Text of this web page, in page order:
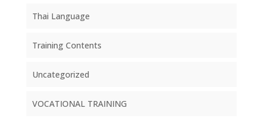
Thai Language
Training Contents
Uncategorized
VOCATIONAL TRAINING